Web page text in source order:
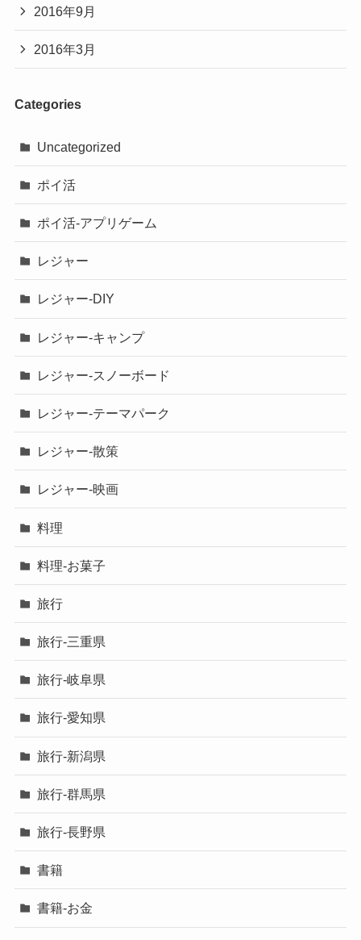
2016年9月
2016年3月
Categories
Uncategorized
ポイ活
ポイ活-アプリゲーム
レジャー
レジャー-DIY
レジャー-キャンプ
レジャー-スノーボード
レジャー-テーマパーク
レジャー-散策
レジャー-映画
料理
料理-お菓子
旅行
旅行-三重県
旅行-岐阜県
旅行-愛知県
旅行-新潟県
旅行-群馬県
旅行-長野県
書籍
書籍-お金